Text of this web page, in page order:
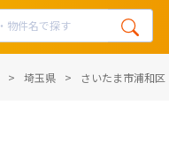
埼玉県 さいたま市浦和区